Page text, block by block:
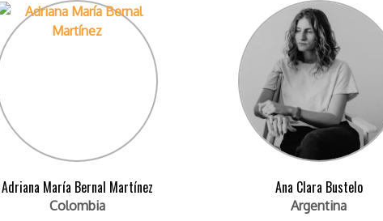
Adriana María Bernal Martínez
Colombia
Ana Clara Bustelo
Argentina